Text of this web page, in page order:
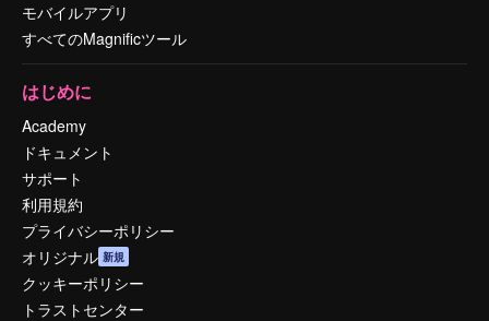
モバイルアプリ
すべてのMagnificツール
はじめに
Academy
ドキュメント
サポート
利用規約
プライバシーポリシー
オリジナル 新規
クッキーポリシー
トラストセンター